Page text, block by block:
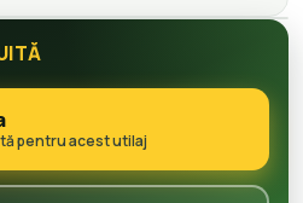
pentru acest utilaj